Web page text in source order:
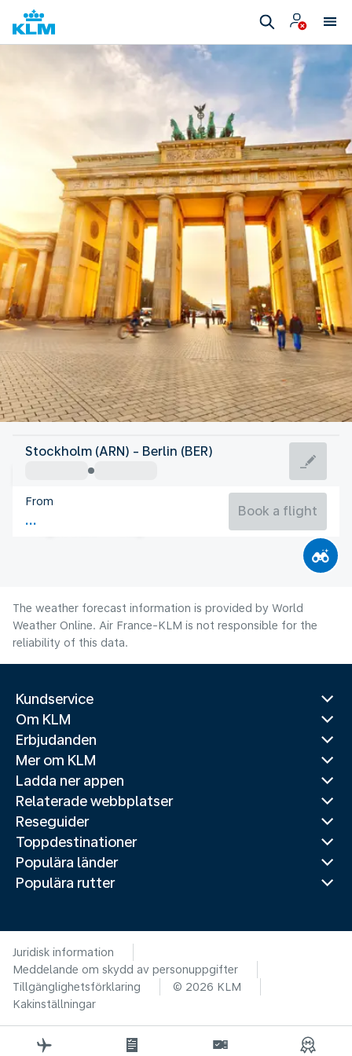
Germany
Germany
Flight time
Stockholm (ARN) - Berlin (BER)
From
Book a flight
The weather forecast information is provided by World
Weather Online. Air France-KLM is not responsible for the
reliability of this data.
Kundservice
Om KLM
Erbjudanden
Mer om KLM
Ladda ner appen
Relaterade webbplatser
Reseguider
Toppdestinationer
Populära länder
Populära rutter
Juridisk information
Meddelande om skydd av personuppgifter
Tillgänglighetsförklaring
© 2026 KLM
Kakinställningar